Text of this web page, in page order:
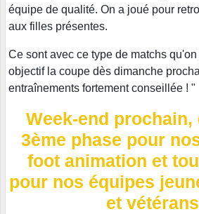
équipe de qualité. On a joué pour
aux filles présentes.
Ce sont avec ce type de matchs
objectif la coupe dès dimanche
entraînements fortement conseillée ! "
Week-end prochain,
3ème phase pour
foot animation et
pour nos équipes
et